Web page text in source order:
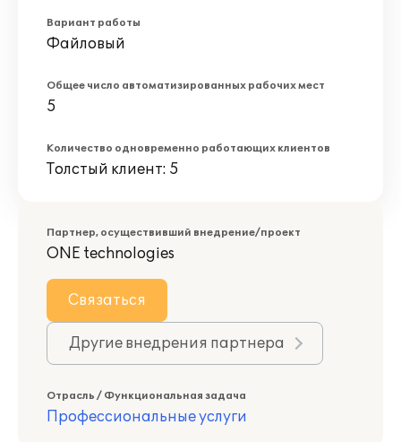
Вариант работы
Файловый
Общее число автоматизированных рабочих мест
5
Количество одновременно работающих клиентов
Толстый клиент: 5
Партнер, осуществивший внедрение/проект
ONE technologies
Связаться
Другие внедрения партнера
Отрасль / Функциональная задача
Профессиональные услуги